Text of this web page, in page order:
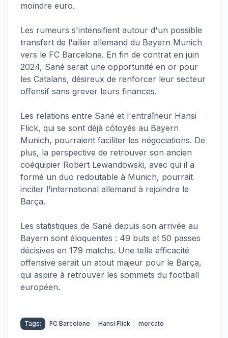
moindre euro.
Les rumeurs s'intensifient autour d'un possible
transfert de l'ailier allemand du Bayern Munich
vers le FC Barcelone. En fin de contrat en juin
2024, Sané serait une opportunité en or pour
les Catalans, désireux de renforcer leur secteur
offensif sans grever leurs finances.
Les relations entre Sané et l'entraîneur Hansi
Flick, qui se sont déjà côtoyés au Bayern
Munich, pourraient faciliter les négociations. De
plus, la perspective de retrouver son ancien
coéquipier Robert Lewandowski, avec qui il a
formé un duo redoutable à Munich, pourrait
inciter l'international allemand à rejoindre le
Barça.
Les statistiques de Sané depuis son arrivée au
Bayern sont éloquentes : 49 buts et 50 passes
décisives en 179 matchs. Une telle efficacité
offensive serait un atout majeur pour le Barça,
qui aspire à retrouver les sommets du football
européen.
Tags: FC Barcelone Hansi Flick mercato